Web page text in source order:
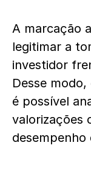
A marcação
legitimar a
investidor
Desse
é possível
valorizações